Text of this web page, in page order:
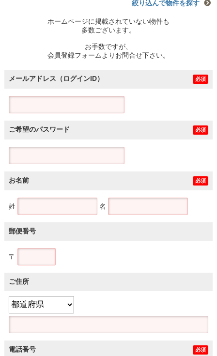
絞り込んで物件を探す
ホームページに掲載されていない物件も
多数ございます。
お手数ですが、
会員登録フォームよりお問合せ下さい。
メールアドレス（ログインID） 必須
ご希望のパスワード 必須
お名前 必須
姓 名
郵便番号
〒
ご住所
電話番号 必須